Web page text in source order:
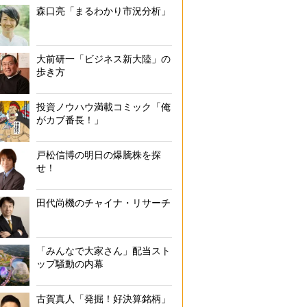
森口亮「まるわかり市況分析」
大前研一「ビジネス新大陸」の
歩き方
投資ノウハウ満載コミック「俺
がカブ番長！」
戸松信博の明日の爆騰株を探
せ！
田代尚機のチャイナ・リサーチ
「みんなで大家さん」配当スト
ップ騒動の内幕
古賀真人「発掘！好決算銘柄」